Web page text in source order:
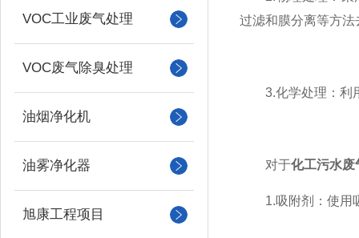
VOC工业废气处理
VOC废气除臭处理
油烟净化机
油雾净化器
旭康工程项目
过滤和膜分离等方
3.化学处理：利用
对于化工污水废
1.吸附剂：使用吸